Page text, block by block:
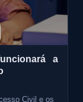
a
Civil e os